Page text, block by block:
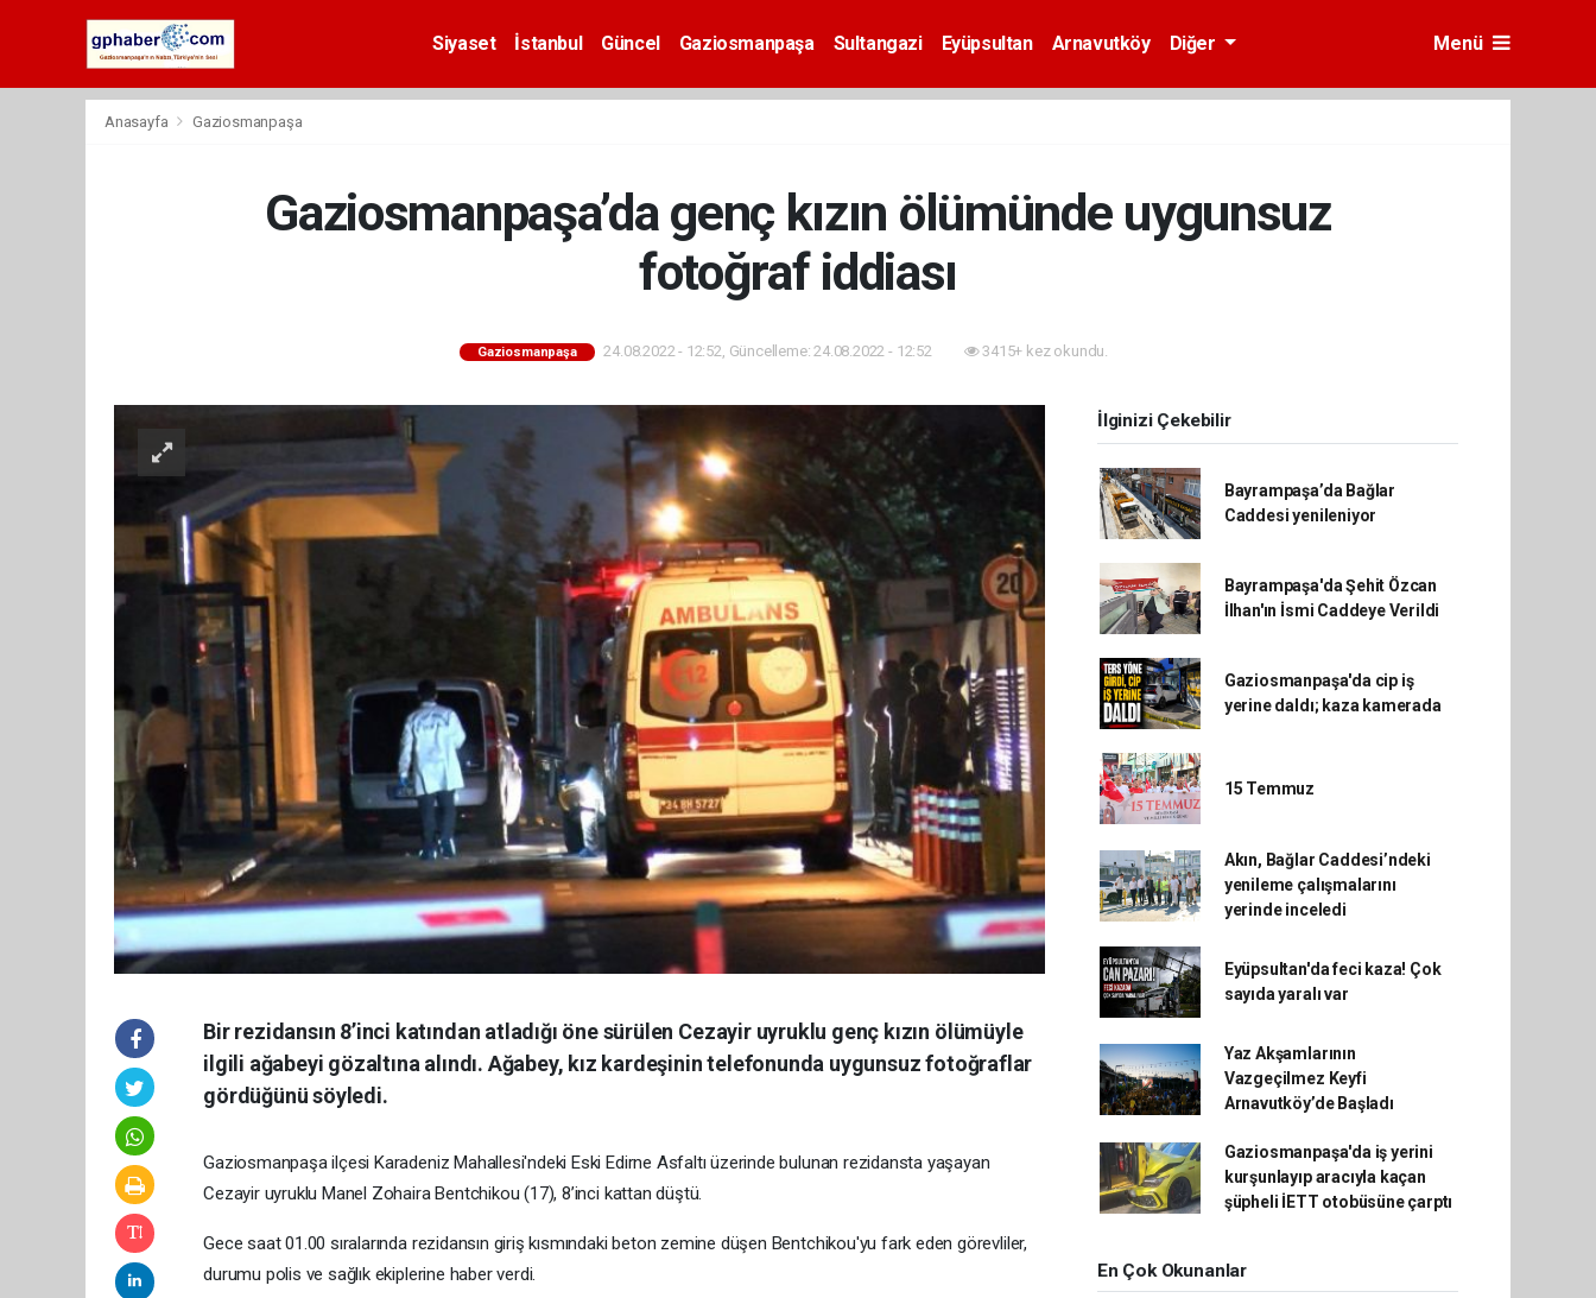
Siyaset İstanbul Güncel Gaziosmanpaşa Sultangazi Eyüpsultan Arnavutköy Diğer Menü
Anasayfa Gaziosmanpaşa
Gaziosmanpaşa’da genç kızın ölümünde uygunsuz
fotoğraf iddiası
Gaziosmanpaşa 24.08.2022 - 12:52, Güncelleme: 24.08.2022 - 12:52 3415+ kez okundu.
Bir rezidansın 8’inci katından atladığı öne sürülen Cezayir uyruklu genç kızın ölümüyle
ilgili ağabeyi gözaltına alındı. Ağabey, kız kardeşinin telefonunda uygunsuz fotoğraflar
gördüğünü söyledi.
Gaziosmanpaşa ilçesi Karadeniz Mahallesi'ndeki Eski Edirne Asfaltı üzerinde bulunan rezidansta yaşayan
Cezayir uyruklu Manel Zohaira Bentchikou (17), 8’inci kattan düştü.
Gece saat 01.00 sıralarında rezidansın giriş kısmındaki beton zemine düşen Bentchikou'yu fark eden görevliler,
durumu polis ve sağlık ekiplerine haber verdi.
İlginizi Çekebilir
Bayrampaşa’da Bağlar
Caddesi yenileniyor
Bayrampaşa'da Şehit Özcan
İlhan'ın İsmi Caddeye Verildi
Gaziosmanpaşa'da cip iş
yerine daldı; kaza kamerada
15 Temmuz
Akın, Bağlar Caddesi’ndeki
yenileme çalışmalarını
yerinde inceledi
Eyüpsultan'da feci kaza! Çok
sayıda yaralı var
Yaz Akşamlarının
Vazgeçilmez Keyfi
Arnavutköy’de Başladı
Gaziosmanpaşa'da iş yerini
kurşunlayıp aracıyla kaçan
şüpheli İETT otobüsüne çarptı
En Çok Okunanlar